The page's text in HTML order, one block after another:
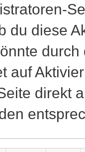
du diese
auf
direkt